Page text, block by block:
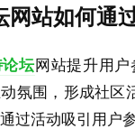
网站如何通
坛网站提升用
氛围，形成社区
过活动吸引用户参